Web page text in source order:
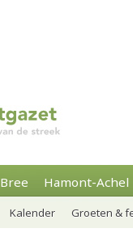
Bree Hamont-Achel
Kalender Groeten &